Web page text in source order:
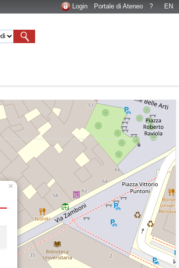
Login Portale di Ateneo ? EN
×